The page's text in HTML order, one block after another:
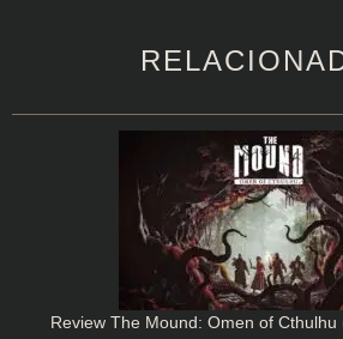
Review The Mound: Omen of Cthulhu